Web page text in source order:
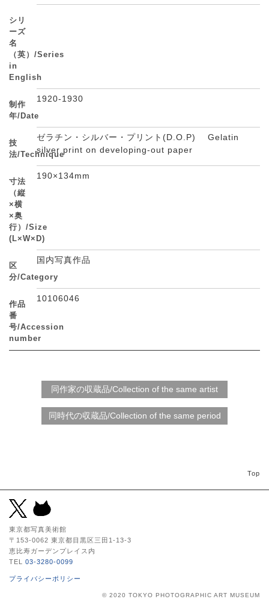
シリ
ーズ
名
（英）/Series
in
English
制作
年/Date
1920-1930
技
法/Technique
ゼラチン・シルバー・プリント(D.O.P) Gelatin
silver print on developing-out paper
寸法
（縦
×横
×奥
行）/Size
(L×W×D)
190×134mm
区
分/Category
国内写真作品
作品
番
号/Accession
number
10106046
Top
東京都写真美術館
〒153-0062 東京都目黒区三田1-13-3
恵比寿ガーデンプレイス内
TEL 03-3280-0099
プライバシーポリシー
© 2020 TOKYO PHOTOGRAPHIC ART MUSEUM